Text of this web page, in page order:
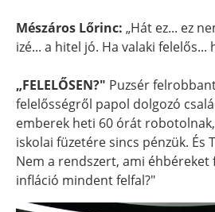
Mészáros Lőrinc: „Hát ez... ez
izé... a hitel jó. Ha valaki felelős...
„FELELŐSEN?" Puzsér
felelősségről papol dolgozó
emberek heti 60 órát
iskolai füzetére sincs pénzük. És
Nem a rendszert, ami éhbéreket
infláció mindent felfal?"